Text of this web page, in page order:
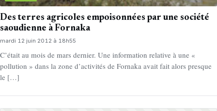
Des terres agricoles empoisonnées par une société
saoudienne à Fornaka
mardi 12 juin 2012 à 18h55
C’était au mois de mars dernier. Une information relative à une «
pollution » dans la zone d’activités de Fornaka avait fait alors presque
le […]